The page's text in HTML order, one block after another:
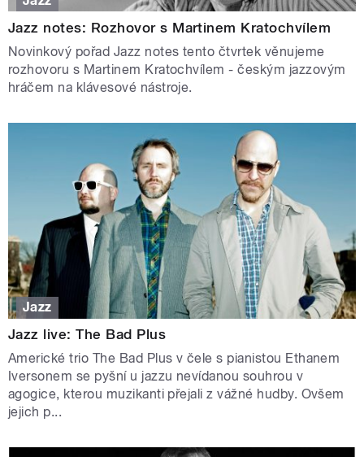
Jazz notes: Rozhovor s Martinem Kratochvílem
Novinkový pořad Jazz notes tento čtvrtek věnujeme
rozhovoru s Martinem Kratochvílem - českým jazzovým
hráčem na klávesové nástroje.
Jazz
Jazz live: The Bad Plus
Americké trio The Bad Plus v čele s pianistou Ethanem
Iversonem se pyšní u jazzu nevídanou souhrou v
agogice, kterou muzikanti přejali z vážné hudby. Ovšem
jejich p...